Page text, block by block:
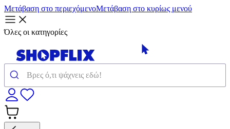
Μετάβαση στο περιεχόμενοΜετάβαση στο κυρίως μενού
Όλες οι κατηγορίες